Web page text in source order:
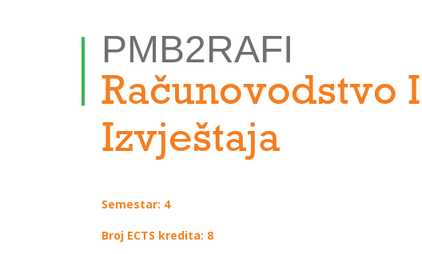
PMB2RAFI
Računovodstvo
Izvještaja
Semestar: 4
Broj ECTS kredita: 8